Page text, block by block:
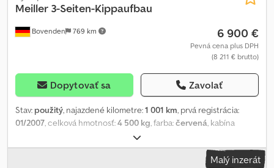
Bovenden 769 km
Meiller 3-Seiten-Kippaufbau
6 900 €
Pevná cena plus DPH
(8 211 € brutto)
Dopytovať sa Zavolať
Stav: použitý, najazdené kilometre:1 001 km, prvá registrácia:
01/2007, celková hmotnosť:4 500 kg, farba:červená, kabína
, dĺžka ložného priestoru:
šírka ložného priestoru:2 320 mm, výška ložného priestoru:400
, Vehicle location: Bovenden, steelMalý inzerát